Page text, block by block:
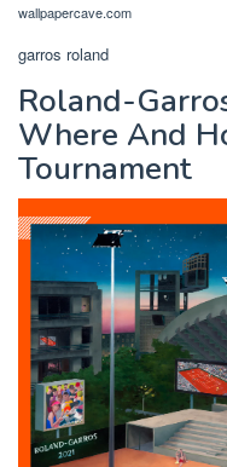
wallpapercave.com
garros roland
Roland-
Where And
Tournament